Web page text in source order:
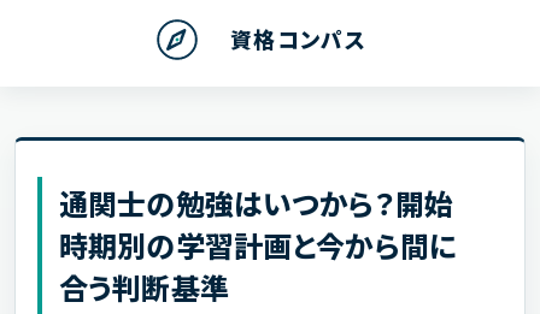
資格コンパス
通関士の勉強はいつから？開始
時期別の学習計画と今から間に
合う判断基準